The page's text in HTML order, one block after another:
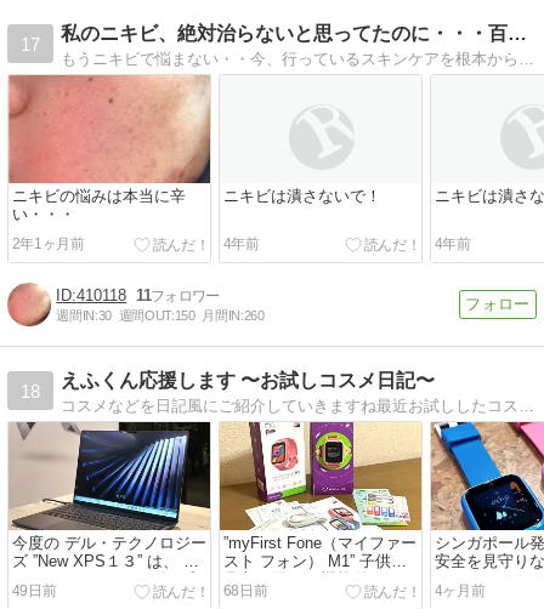
17
私のニキビ、絶対治らないと思ってたのに・・・百香草モニターで
ニキビの悩みは本当に辛
い・・・
2年1ヶ月前
ニキビは潰さないで！
4年前
ニキビは潰さ
4年前
410118 11
週間IN:30 週間OUT:150 月間IN:260
18
えふくん応援します 〜お試しコスメ日記〜
今度の デル・テクノロジー
ズ ”New XPS１３” は、 イ
ンテル Core シリーズ3 プ
ロセッサー搭載の XPSシリ
49日前
”myFirst Fone（マイファー
スト フォン） M1” 子供の
見守り用GPS機能付きスマ
ートウォッチの新製品 （ビ
68日前
シンガポール
安全を見守り
ルリテラシー
なキッズテッ
4ヶ月前